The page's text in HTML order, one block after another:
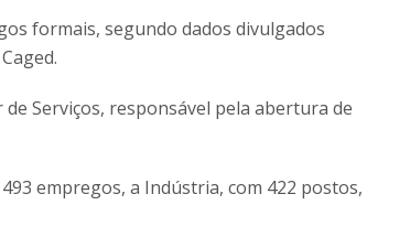
formais, segundo dados divulgados
Serviços, responsável pela abertura de
empregos, a Indústria, com 422 postos,